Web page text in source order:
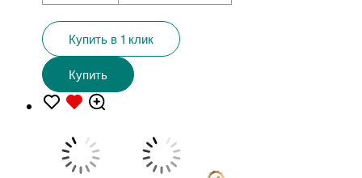
Купить в 1 клик
Купить